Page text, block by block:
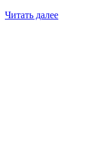
Читать далее